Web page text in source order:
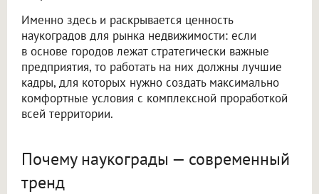
Именно здесь и раскрывается ценность
наукоградов для рынка недвижимости: если
в основе городов лежат стратегически важные
предприятия, то работать на них должны лучшие
кадры, для которых нужно создать максимально
комфортные условия с комплексной проработкой
всей территории.
Почему наукограды — современный
тренд